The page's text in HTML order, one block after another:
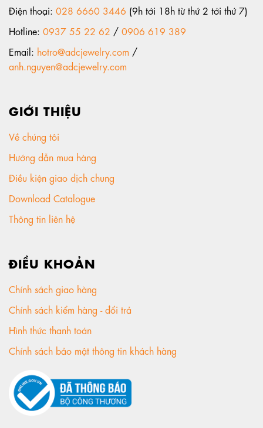
Điện thoại: 028 6660 3446 (9h tới 18h từ thứ 2 tới thứ 7)
Hotline: 0937 55 22 62 / 0906 619 389
Email: hotro@adcjewelry.com /
anh.nguyen@adcjewelry.com
GIỚI THIỆU
Về chúng tôi
Hướng dẫn mua hàng
Điều kiện giao dịch chung
Download Catalogue
Thông tin liên hệ
ĐIỀU KHOẢN
Chính sách giao hàng
Chính sách kiểm hàng - đổi trả
Hình thức thanh toán
Chính sách bảo mật thông tin khách hàng